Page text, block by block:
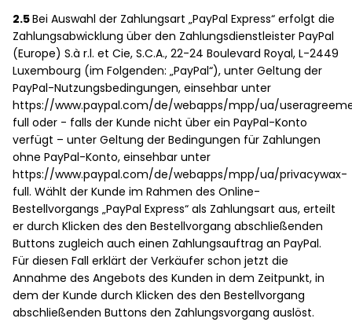
2.5Bei Auswahl der Zahlungsart „PayPal Express“ erfolgt die
Zahlungsabwicklung über den Zahlungsdienstleister PayPal
(Europe) S.à r.l. et Cie, S.C.A., 22-24 Boulevard Royal, L-2449
Luxembourg (im Folgenden: „PayPal“), unter Geltung der
PayPal-Nutzungsbedingungen, einsehbar unter
https://www.paypal.com/de/webapps/mpp/ua/
full oder - falls der Kunde nicht über ein PayPal-Konto
verfügt – unter Geltung der Bedingungen für Zahlungen
ohne PayPal-Konto, einsehbar unter
https://www.paypal.com/de/webapps/mpp/ua/privacywax-
full. Wählt der Kunde im Rahmen des Online-
Bestellvorgangs „PayPal Express“ als Zahlungsart aus, erteilt
er durch Klicken des den Bestellvorgang abschließenden
Buttons zugleich auch einen Zahlungsauftrag an PayPal.
Für diesen Fall erklärt der Verkäufer schon jetzt die
Annahme des Angebots des Kunden in dem Zeitpunkt, in
dem der Kunde durch Klicken des den Bestellvorgang
abschließenden Buttons den Zahlungsvorgang auslöst.